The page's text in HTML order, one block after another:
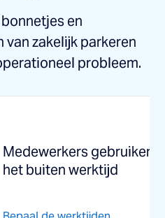
en
zakelijk parkeren
probleem.